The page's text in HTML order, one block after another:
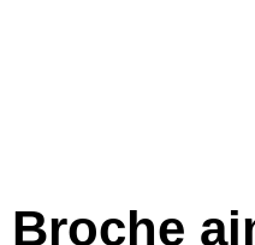
Broche